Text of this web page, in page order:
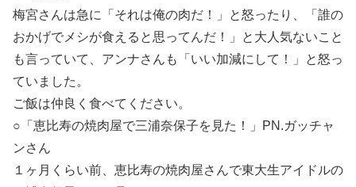
梅宮さんは急に「それは俺の肉だ！」と怒ったり、「誰の
おかげでメシが食えると思ってんだ！」と大人気ないこと
も言っていて、アンナさんも「いい加減にして！」と怒っ
ていました。
ご飯は仲良く食べてください。
○「恵比寿の焼肉屋で三浦奈保子を見た！」PN.ガッチャ
ンさん
１ヶ月くらい前、恵比寿の焼肉屋さんで東大生アイドルの